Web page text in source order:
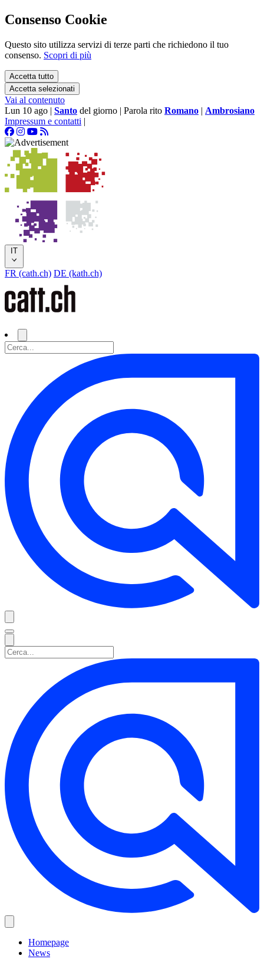
Consenso Cookie
Questo sito utilizza servizi di terze parti che richiedono il tuo
consenso. Scopri di più
Accetta tutto
Accetta selezionati
Vai al contenuto
Lun 10 ago | Santo del giorno | Parola rito Romano | Ambrosiano
Impressum e contatti |
IT
FR (cath.ch) DE (kath.ch)
Homepage
News